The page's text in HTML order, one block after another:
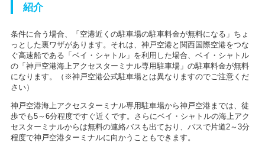
紹介
条件に合う場合、「空港近くの駐車場の駐車料金が無料になる」ちょ
っとした裏ワザがあります。それは、神戸空港と関西国際空港をつな
ぐ高速船である「ベイ・シャトル」を利用した場合、ベイ・シャトル
の「神戸空港海上アクセスターミナル専用駐車場」の駐車料金が無料
になります。（※神戸空港公式駐車場とは異なりますのでご注意くだ
さい）
神戸空港海上アクセスターミナル専用駐車場から神戸空港までは、徒
歩でも5～6分程度ですぐ近くです。さらにベイ・シャトルの海上アク
セスターミナルからは無料の連絡バスも出ており、バスで片道2～3分
程度で神戸空港ターミナルに向かうこともできます。